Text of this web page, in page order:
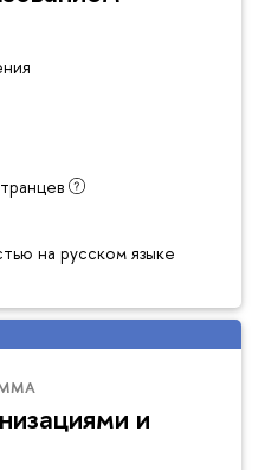
на русском языке
и